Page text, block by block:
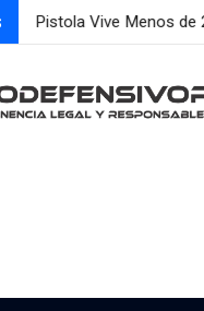
Minutos:… Estamos